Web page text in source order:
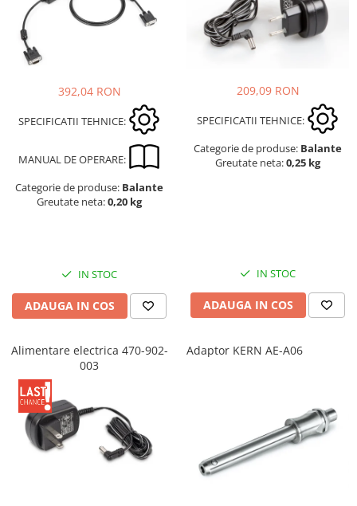
392,04 RON
SPECIFICATII TEHNICE:
MANUAL DE OPERARE:
Categorie de produse: Balante
Greutate neta:0,20 kg
IN STOC
ADAUGA IN COS
209,09 RON
SPECIFICATII TEHNICE:
Categorie de produse: Balante
Greutate neta:0,25 kg
IN STOC
ADAUGA IN COS
Alimentare electrica 470-902-
003
Adaptor KERN AE-A06